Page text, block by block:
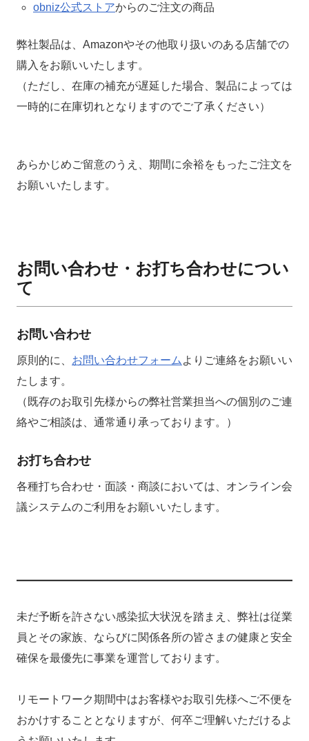
obniz公式ストアからのご注文の商品
弊社製品は、Amazonやその他取り扱いのある店舗での
購入をお願いいたします。
（ただし、在庫の補充が遅延した場合、製品によっては
一時的に在庫切れとなりますのでご了承ください）
あらかじめご留意のうえ、期間に余裕をもったご注文を
お願いいたします。
お問い合わせ・お打ち合わせについ
て
お問い合わせ
原則的に、 お問い合わせフォーム よりご連絡をお願いい
たします。
（既存のお取引先様からの弊社営業担当への個別のご連
絡やご相談は、通常通り承っております。）
お打ち合わせ
各種打ち合わせ・面談・商談においては、オンライン会
議システムのご利用をお願いいたします。
未だ予断を許さない感染拡大状況を踏まえ、弊社は従業
員とその家族、ならびに関係各所の皆さまの健康と安全
確保を最優先に事業を運営しております。
リモートワーク期間中はお客様やお取引先様へご不便を
おかけすることとなりますが、何卒ご理解いただけるよ